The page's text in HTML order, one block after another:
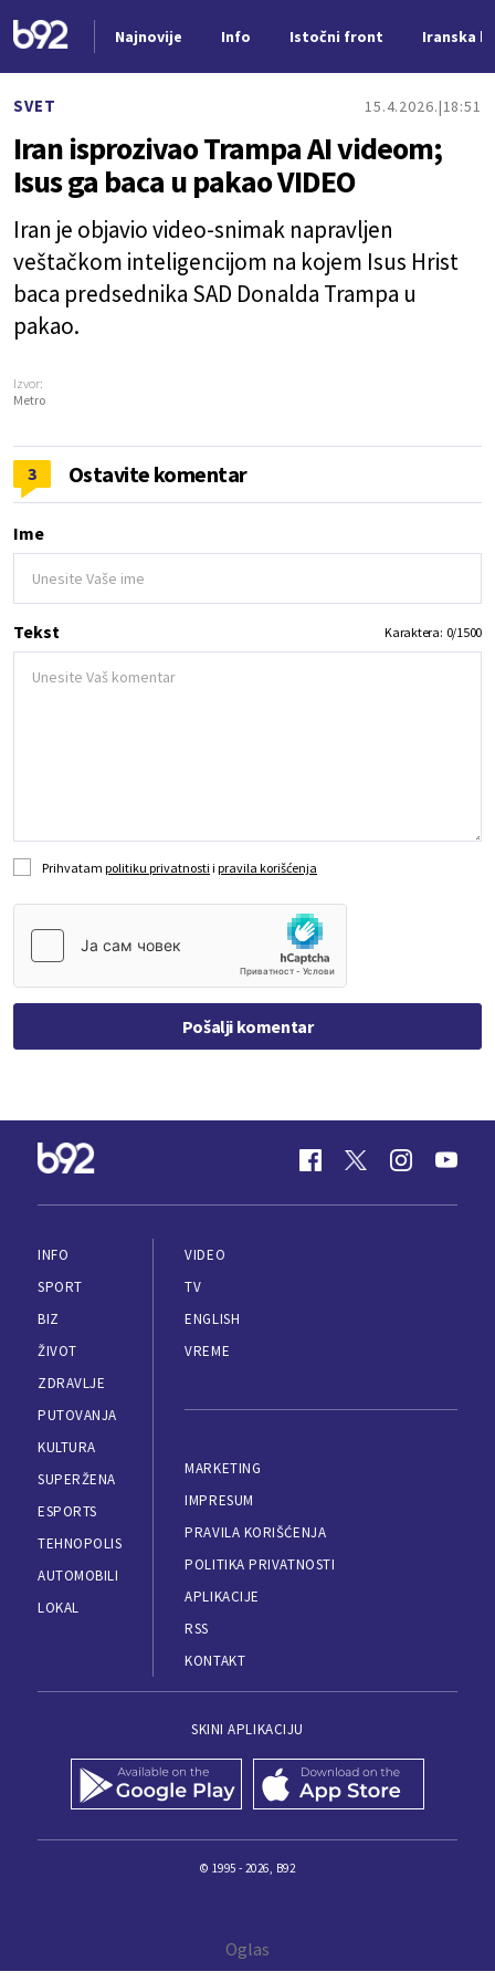
Najnovije Info Istočni front Iranska
SVET 15.4.2026. 18:51
Iran isprozivao Trampa AI videom;
Isus ga baca u pakao VIDEO
Iran je objavio video-snimak napravljen
veštačkom inteligencijom na kojem Isus Hrist
baca predsednika SAD Donalda Trampa u
pakao.
Izvor:
Metro
3 Ostavite komentar
Ime
Tekst Karaktera: 0/1500
Prihvatam politiku privatnosti i pravila korišćenja
Pošalji komentar
INFO
SPORT
BIZ
ŽIVOT
ZDRAVLJE
PUTOVANJA
KULTURA
SUPERŽENA
ESPORTS
TEHNOPOLIS
AUTOMOBILI
LOKAL
VIDEO
TV
ENGLISH
VREME
MARKETING
IMPRESUM
PRAVILA KORIŠĆENJA
POLITIKA PRIVATNOSTI
APLIKACIJE
RSS
KONTAKT
SKINI APLIKACIJU
© 1995 - 2026, B92